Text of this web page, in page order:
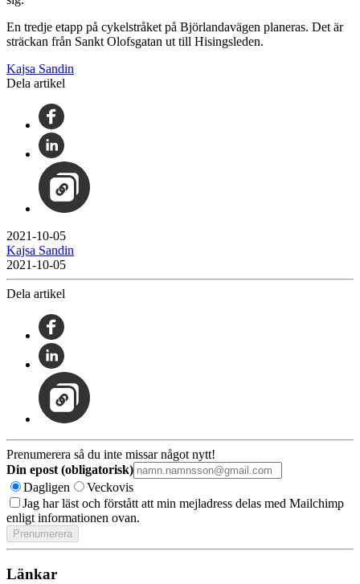
En tredje etapp på cykelstråket på Björlandavägen planeras. Det är
sträckan från Sankt Olofsgatan ut till Hisingsleden.
Kajsa Sandin
Dela artikel
2021-10-05
Kajsa Sandin
2021-10-05
Dela artikel
Prenumerera så du inte missar något nytt!
Din epost (obligatorisk)
Dagligen
Veckovis
Jag har läst och förstått att min mejladress delas med Mailchimp
enligt informationen ovan.
Länkar